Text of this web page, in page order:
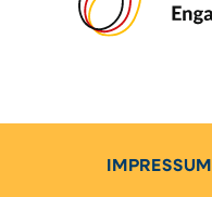
IMPRESSUM